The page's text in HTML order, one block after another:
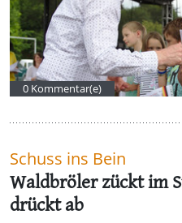
0 Kommentar(e)
Schuss ins Bein
Waldbröler zückt im
drückt ab